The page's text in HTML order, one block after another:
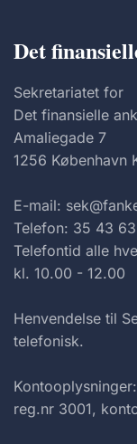
Det
Sekretariatet for
Det finansielle
Amaliegade 7
1256 København
E-mail:
Telefon: 35 43
Telefontid alle
kl. 10.00 - 12.00
Henvendelse til
telefonisk.
reg.nr 3001,